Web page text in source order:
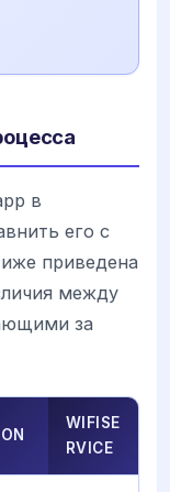
в
его с
приведена
между
за
WIFISE
RVICE